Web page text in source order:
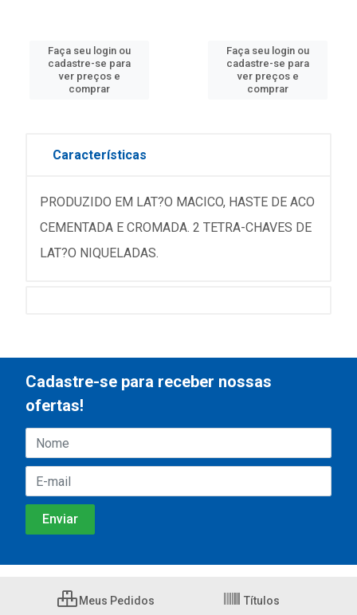
Faça seu login ou
cadastre-se para
ver preços e
comprar
Faça seu login ou
cadastre-se para
ver preços e
comprar
Características
PRODUZIDO EM LAT?O MACICO, HASTE DE ACO
CEMENTADA E CROMADA. 2 TETRA-CHAVES DE
LAT?O NIQUELADAS.
Cadastre-se para receber nossas
ofertas!
Meus Pedidos Títulos